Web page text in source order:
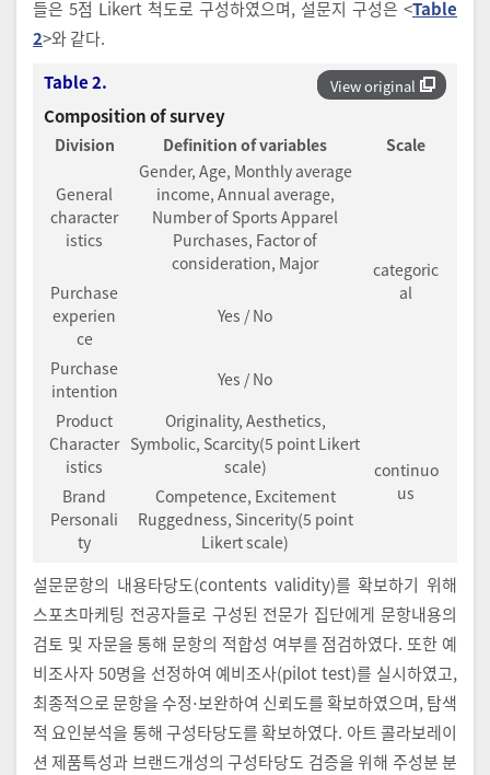
들은 5점 Likert 척도로 구성하였으며, 설문지 구성은 <Table
2>와 같다.
View original
Table 2.
Composition of survey
Division Definition of variables Scale
General
character
istics
Gender, Age, Monthly average
income, Annual average,
Number of Sports Apparel
Purchases, Factor of
consideration, Major
categoric
al
Purchase
experien
ce
Yes / No
Purchase
intention
Yes / No
Product
Character
istics
Originality, Aesthetics,
Symbolic, Scarcity(5 point Likert
scale)
continuo
us
Brand
Personali
ty
Competence, Excitement
Ruggedness, Sincerity(5 point
Likert scale)
설문문항의 내용타당도(contents validity)를 확보하기 위해
스포츠마케팅 전공자들로 구성된 전문가 집단에게 문항내용의
검토 및 자문을 통해 문항의 적합성 여부를 점검하였다. 또한 예
비조사자 50명을 선정하여 예비조사(pilot test)를 실시하였고,
최종적으로 문항을 수정⋅보완하여 신뢰도를 확보하였으며, 탐색
적 요인분석을 통해 구성타당도를 확보하였다. 아트 콜라보레이
션 제품특성과 브랜드개성의 구성타당도 검증을 위해 주성분 분